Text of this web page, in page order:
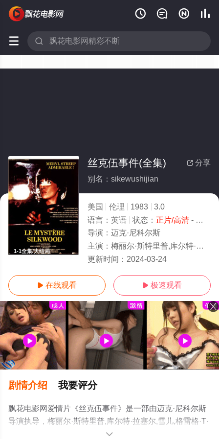
   
 
1-1全集/大结局
 分享
丝克伍事件(全集)
别名：sikewushijian
美国 伦理 1983
3.0
语言： 英语 状态： 正片/高清- 免费在线观看
导演： 迈克·尼科尔斯
主演： 梅丽尔·斯特里普,库尔特·拉塞尔,雪儿,格雷格·T·尼尔森
更新时间： 2024-03-24
 在线观看  极速观看
剧情介绍 我要评分
飘花电影网爱情片《丝克伍事件》是一部由迈克·尼科尔斯
导演执导，梅丽尔·斯特里普,库尔特·拉塞尔,雪儿,格雷格·T·
尼尔森等演员精彩演绎的美国电影，大结局剧情已揭晓（1-
